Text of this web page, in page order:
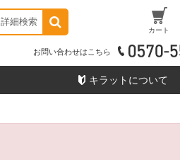
詳細検索
カート
お問い合わせはこちら
キラットについて